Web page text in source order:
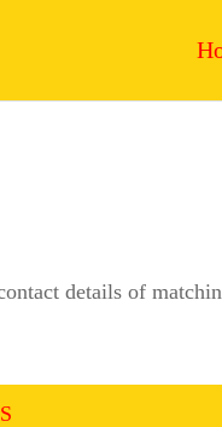
details of